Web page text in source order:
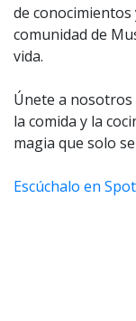
de
comunidad de
vida.
Únete a
la comida y la
magia que solo
Escúchalo en